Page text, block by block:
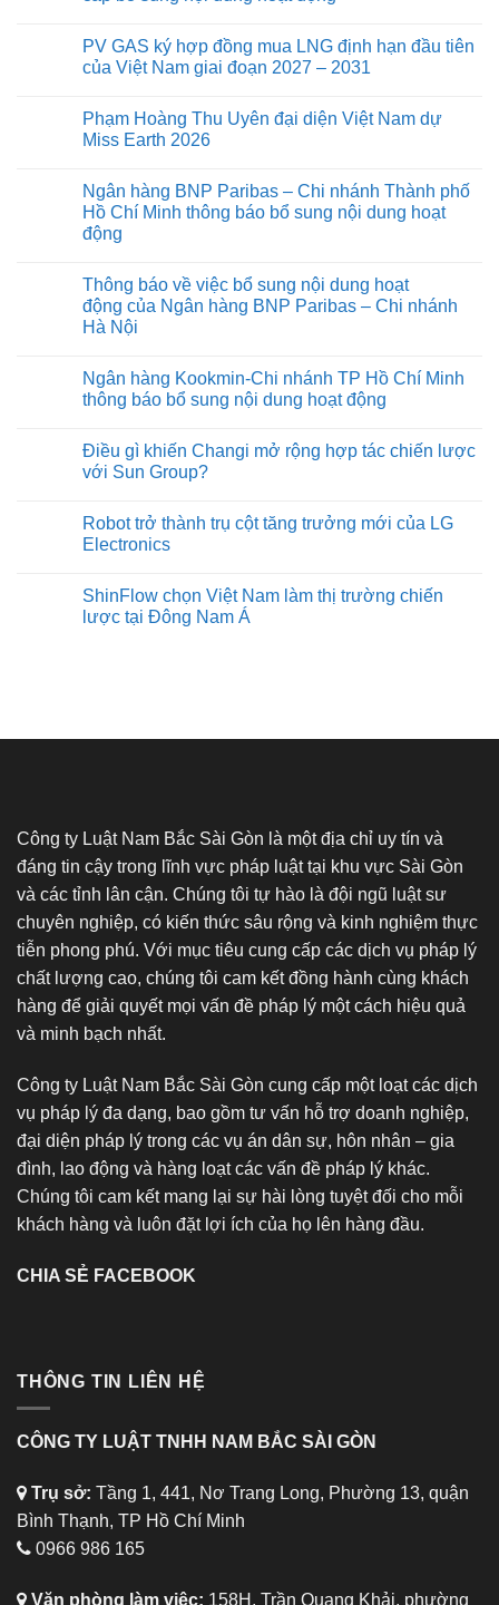
PV GAS ký hợp đồng mua LNG định hạn đầu tiên
của Việt Nam giai đoạn 2027 – 2031
Phạm Hoàng Thu Uyên đại diện Việt Nam dự
Miss Earth 2026
Ngân hàng BNP Paribas – Chi nhánh Thành phố
Hồ Chí Minh thông báo bổ sung nội dung hoạt
động
Thông báo về việc bổ sung nội dung hoạt
động của Ngân hàng BNP Paribas – Chi nhánh
Hà Nội
Ngân hàng Kookmin-Chi nhánh TP Hồ Chí Minh
thông báo bổ sung nội dung hoạt động
Điều gì khiến Changi mở rộng hợp tác chiến lược
với Sun Group?
Robot trở thành trụ cột tăng trưởng mới của LG
Electronics
ShinFlow chọn Việt Nam làm thị trường chiến
lược tại Đông Nam Á
Công ty Luật Nam Bắc Sài Gòn là một địa chỉ uy tín và
đáng tin cậy trong lĩnh vực pháp luật tại khu vực Sài Gòn
và các tỉnh lân cận. Chúng tôi tự hào là đội ngũ luật sư
chuyên nghiệp, có kiến thức sâu rộng và kinh nghiệm thực
tiễn phong phú. Với mục tiêu cung cấp các dịch vụ pháp lý
chất lượng cao, chúng tôi cam kết đồng hành cùng khách
hàng để giải quyết mọi vấn đề pháp lý một cách hiệu quả
và minh bạch nhất.
Công ty Luật Nam Bắc Sài Gòn cung cấp một loạt các dịch
vụ pháp lý đa dạng, bao gồm tư vấn hỗ trợ doanh nghiệp,
đại diện pháp lý trong các vụ án dân sự, hôn nhân – gia
đình, lao động và hàng loạt các vấn đề pháp lý khác.
Chúng tôi cam kết mang lại sự hài lòng tuyệt đối cho mỗi
khách hàng và luôn đặt lợi ích của họ lên hàng đầu.
CHIA SẺ FACEBOOK
THÔNG TIN LIÊN HỆ
CÔNG TY LUẬT TNHH NAM BẮC SÀI GÒN
Trụ sở: Tầng 1, 441, Nơ Trang Long, Phường 13, quận
Bình Thạnh, TP Hồ Chí Minh
0966 986 165
Văn phòng làm việc: 158H, Trần Quang Khải, phường